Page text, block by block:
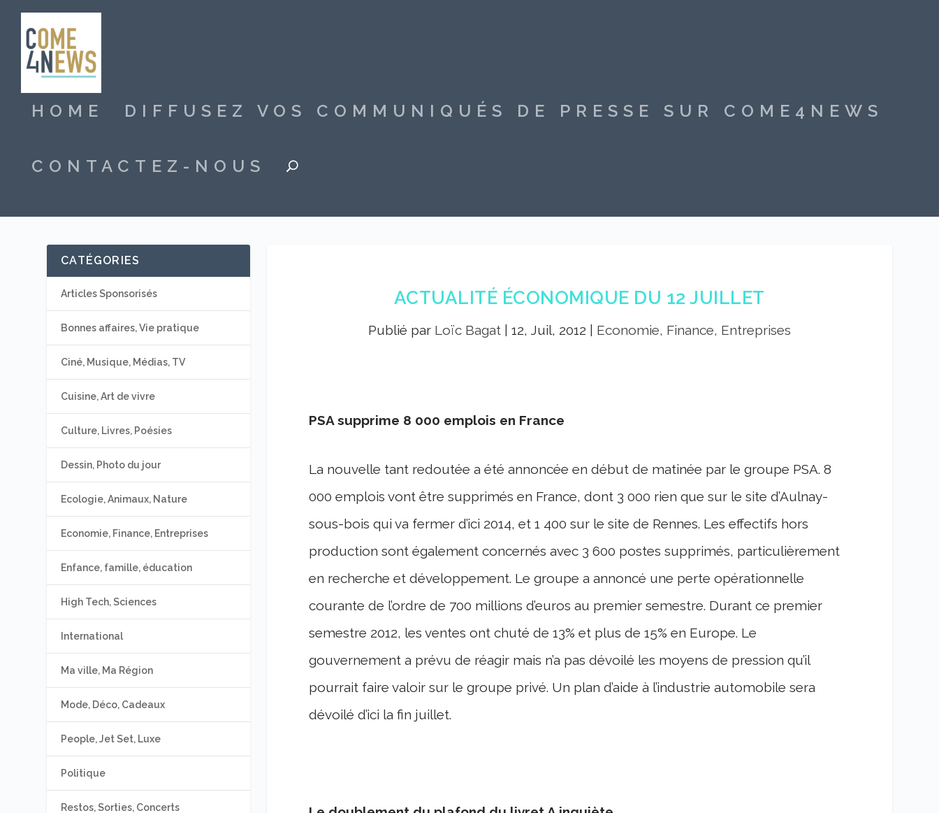
HOME DIFFUSEZ VOS COMMUNIQUÉS DE PRESSE SUR COME4NEWS
CONTACTEZ-NOUS
ACTUALITÉ ÉCONOMIQUE DU 12 JUILLET
Publié par Loïc Bagat| 12, Juil, 2012 Economie, Finance, Entreprises
PSA supprime 8 000 emplois en France
La nouvelle tant redoutée a été annoncée en début de matinée par le groupe PSA. 8
000 emplois vont être supprimés en France, dont 3 000 rien que sur le site d’Aulnay-
sous-bois qui va fermer d’ici 2014, et 1 400 sur le site de Rennes. Les effectifs hors
production sont également concernés avec 3 600 postes supprimés, particulièrement
en recherche et développement. Le groupe a annoncé une perte opérationnelle
courante de l’ordre de 700 millions d’euros au premier semestre. Durant ce premier
semestre 2012, les ventes ont chuté de 13% et plus de 15% en Europe. Le
gouvernement a prévu de réagir mais n’a pas dévoilé les moyens de pression qu’il
pourrait faire valoir sur le groupe privé. Un plan d’aide à l’industrie automobile sera
dévoilé d’ici la fin juillet.
CATÉGORIES
Articles Sponsorisés
Bonnes affaires, Vie pratique
Ciné, Musique, Médias, TV
Cuisine, Art de vivre
Culture, Livres, Poésies
Dessin, Photo du jour
Ecologie, Animaux, Nature
Economie, Finance, Entreprises
Enfance, famille, éducation
High Tech, Sciences
International
Ma ville, Ma Région
Mode, Déco, Cadeaux
People, Jet Set, Luxe
Politique
Restos, Sorties, Concerts